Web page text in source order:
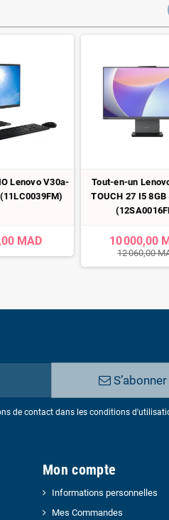
Lenovo V30a-
MAD
Tout-en-un
TOUCH 27 I5 8GB
10 000,00
12 060,00
S’abonner
de contact dans les conditions
Mon compte
Informations personnelles
Mes Commandes